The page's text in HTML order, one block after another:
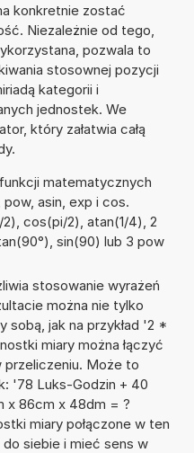
konkretnie zostać
Niezależnie od tego,
pozwala to
stosownej pozycji
kategorii i
jednostek. We
który załatwia całą
matematycznych
asin, exp i cos.
2), cos(pi/2), atan(1/4), 2
sin(90) lub 3 pow
stosowanie wyrażeń
można nie tylko
sobą, jak na przykład '2 *
miary można łączyć
przeliczeniu. Może to
'78 Luks-Godzin + 40
x 86cm x 48dm = ?
miary połączone w ten
siebie i mieć sens w